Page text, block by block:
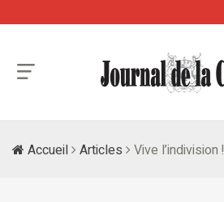
Accueil Articles Vive l’indivision !